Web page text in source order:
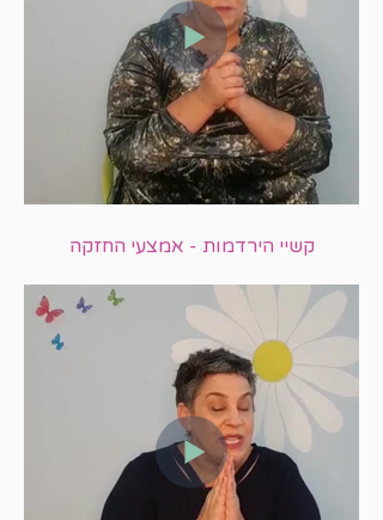
קשיי הירדמות - אמצעי החזקה